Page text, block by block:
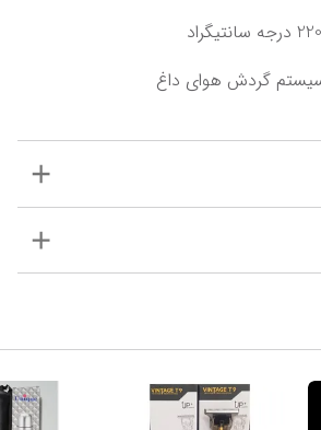
گردش هوای داغ